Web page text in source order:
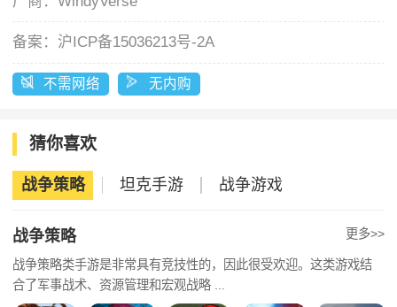
备案： 沪ICP备15036213号-2A
不需网络 无内购
猜你喜欢
战争策略 坦克手游 战争游戏
战争策略 更多>>
战争策略类手游是非常具有竞技性的，因此很受欢迎。这类游戏结
合了军事战术、资源管理和宏观战略 ...